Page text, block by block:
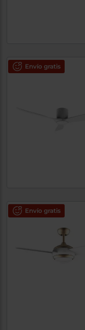
Envío gratis
Envío gratis